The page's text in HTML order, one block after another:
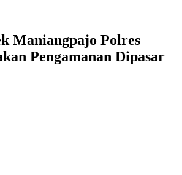
Maniangpajo Polres
Pengamanan Dipasar